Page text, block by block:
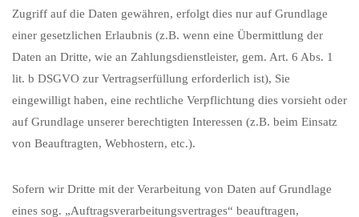
Zugriff auf die Daten gewähren, erfolgt dies nur auf Grundlage
einer gesetzlichen Erlaubnis (z.B. wenn eine Übermittlung der
Daten an Dritte, wie an Zahlungsdienstleister, gem. Art. 6 Abs. 1
lit. b DSGVO zur Vertragserfüllung erforderlich ist), Sie
eingewilligt haben, eine rechtliche Verpflichtung dies vorsieht oder
auf Grundlage unserer berechtigten Interessen (z.B. beim Einsatz
von Beauftragten, Webhostern, etc.).
Sofern wir Dritte mit der Verarbeitung von Daten auf Grundlage
eines sog. „Auftragsverarbeitungsvertrages“ beauftragen,